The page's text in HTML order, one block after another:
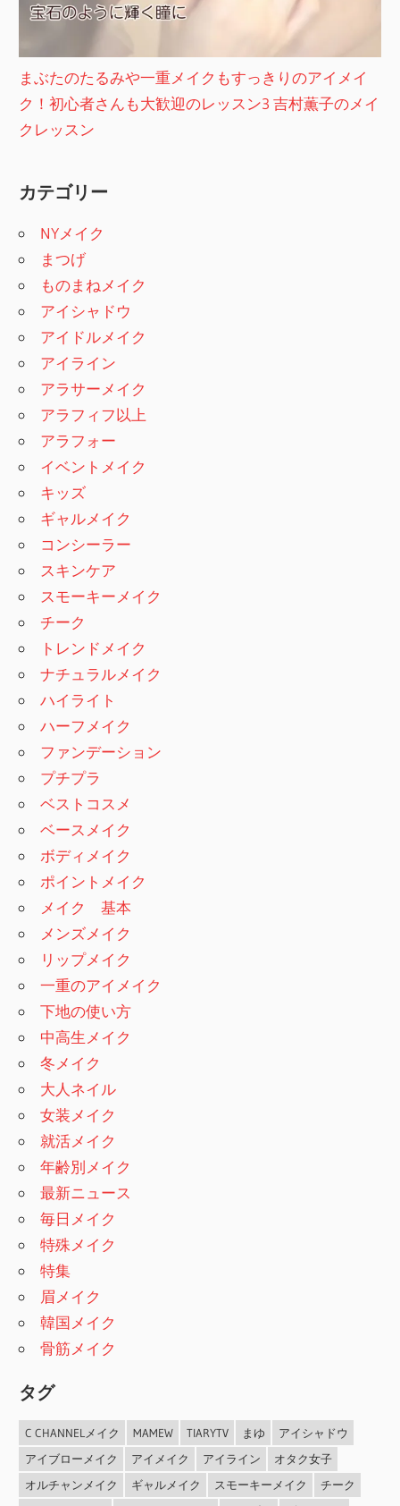
まぶたのたるみや一重メイクもすっきりのアイメイ
ク！初心者さんも大歓迎のレッスン3 吉村薫子のメイ
クレッスン
カテゴリー
NYメイク
まつげ
ものまねメイク
アイシャドウ
アイドルメイク
アイライン
アラサーメイク
アラフィフ以上
アラフォー
イベントメイク
キッズ
ギャルメイク
コンシーラー
スキンケア
スモーキーメイク
チーク
トレンドメイク
ナチュラルメイク
ハイライト
ハーフメイク
ファンデーション
プチプラ
ベストコスメ
ベースメイク
ボディメイク
ポイントメイク
メイク 基本
メンズメイク
リップメイク
一重のアイメイク
下地の使い方
中高生メイク
冬メイク
大人ネイル
女装メイク
就活メイク
年齢別メイク
最新ニュース
毎日メイク
特殊メイク
特集
眉メイク
韓国メイク
骨筋メイク
タグ
C CHANNELメイク MAMEW TIARYTV まゆ
アイシャドウ
アイブローメイク
アイメイク アイライン
オタク女子
オルチャンメイク
ギャルメイク スモーキーメイク
チーク